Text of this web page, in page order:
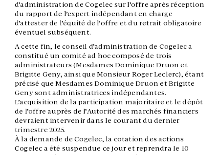
d’administration de Cogelec sur l’offre après réception
du rapport de l’expert indépendant en charge
d’attester de l’équité de l’offre et du retrait obligatoire
éventuel subséquent.
A cette fin, le conseil d’administration de Cogelec a
constitué un comité ad hoc composé de trois
administrateurs (Mesdames Dominique Druon et
Brigitte Geny, ainsi que Monsieur Roger Leclerc), étant
précisé que Mesdames Dominique Druon et Brigitte
Geny sont administratrices indépendantes.
L’acquisition de la participation majoritaire et le dépôt
de l’offre auprès de l’Autorité des marchés financiers
devraient intervenir dans le courant du dernier
trimestre 2025.
À la demande de Cogelec, la cotation des actions
Cogelec a été suspendue ce jour et reprendra le 10